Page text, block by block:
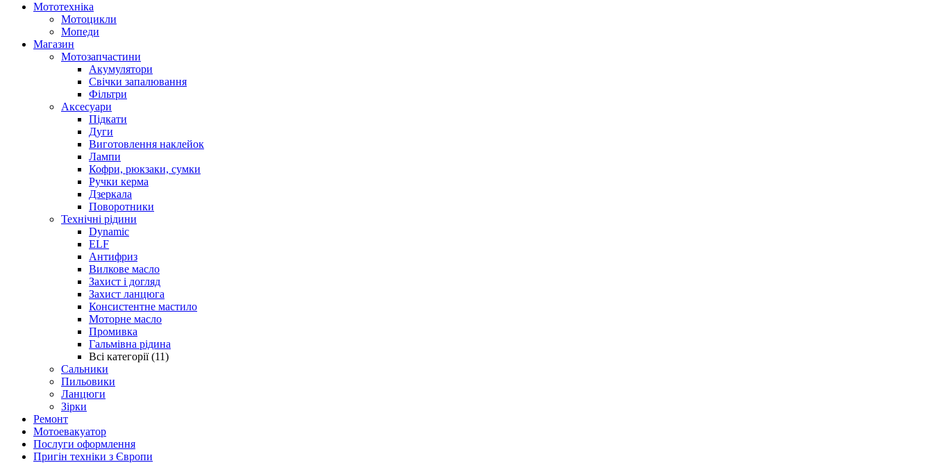
Мототехніка
Мотоцикли
Мопеди
Магазин
Мотозапчастини
Акумулятори
Свічки запалювання
Фільтри
Аксесуари
Підкати
Дуги
Виготовлення наклейок
Лампи
Кофри, рюкзаки, сумки
Ручки керма
Дзеркала
Поворотники
Технічні рідини
Dynamic
ELF
Антифриз
Вилкове масло
Захист і догляд
Захист ланцюга
Консистентне мастило
Моторне масло
Промивка
Гальмівна рідина
Всі категорії (11)
Сальники
Пильовики
Ланцюги
Зірки
Ремонт
Мотоевакуатор
Послуги оформлення
Пригін техніки з Європи